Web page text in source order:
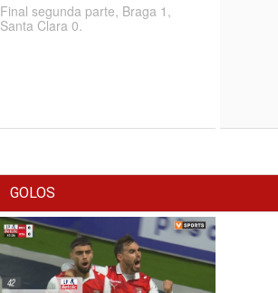
Final segunda parte, Braga 1,
Santa Clara 0.
GOLOS